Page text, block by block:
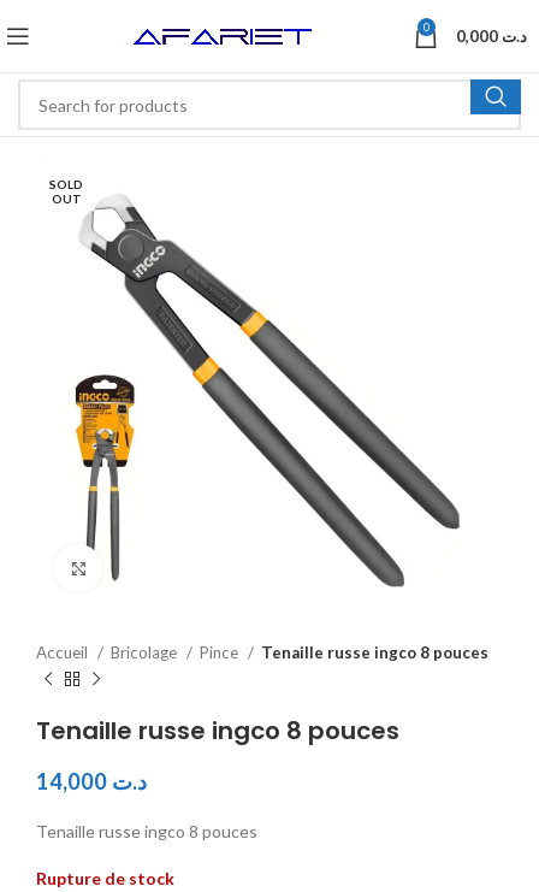
0 د.ت
SOLD
OUT
Click to enlarge
Accueil Bricolage Pince Tenaille russe ingco 8 pouces
Tenaille russe ingco 8 pouces
د.ت
Tenaille russe ingco 8 pouces
Rupture de stock